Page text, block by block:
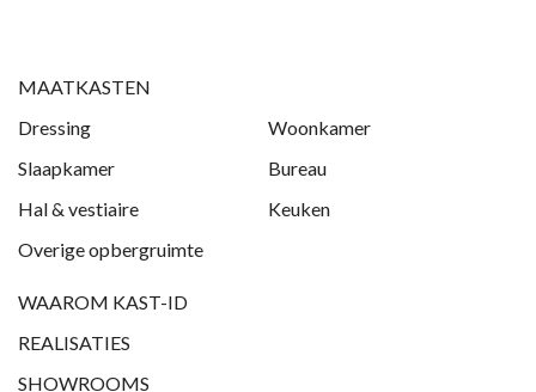
MAATKASTEN
Dressing
Woonkamer
Slaapkamer
Bureau
Hal & vestiaire
Keuken
Overige opbergruimte
WAAROM KAST-ID
REALISATIES
SHOWROOMS